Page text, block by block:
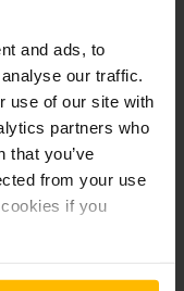
and ads, to
our traffic.
use of our site with
partners who
that you’ve
from your use
if you
haute
pour petites pièces
petites pièces
transbordement »
des événements
fixée pour
ses solutions et